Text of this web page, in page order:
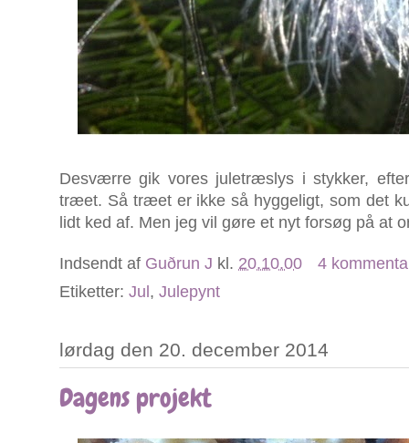
Desværre gik vores juletræslys i stykker,
træet. Så træet er ikke så hyggeligt, som det
lidt ked af. Men jeg vil gøre et nyt forsøg på at
Indsendt af Guðrun J kl. 20.10.00
4
Etiketter: Jul, Julepynt
lørdag den 20. december 2014
Dagens projekt